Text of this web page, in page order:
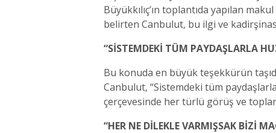
Büyükkılıç’ın toplantıda yapılan
belirten Canbulut, bu ilgi ve
“SİSTEMDEKİ TÜM PAYDAŞLARLA
Bu konuda en büyük teşekkürün
Canbulut, “Sistemdeki tüm
çerçevesinde her türlü görüş ve
“HER NE DİLEKLE VARMIŞSAK BİZİ